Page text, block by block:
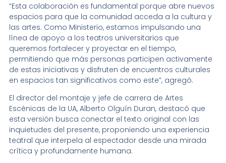
“Esta colaboración es fundamental porque abre nuevos
espacios para que la comunidad acceda a la cultura y
las artes. Como Ministerio, estamos impulsando una
línea de apoyo a los teatros universitarios que
queremos fortalecer y proyectar en el tiempo,
permitiendo que más personas participen activamente
de estas iniciativas y disfruten de encuentros culturales
en espacios tan significativos como este”, agregó.
El director del montaje y jefe de carrera de Artes
Escénicas de la UA, Alberto Olguín Duran, destacó que
esta versión busca conectar el texto original con las
inquietudes del presente, proponiendo una experiencia
teatral que interpela al espectador desde una mirada
crítica y profundamente humana.